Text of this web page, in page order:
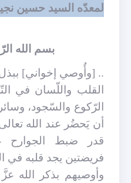
لمعدّه السيد حسين
بسم الله
.. [وأُوصي إخواني]
القلب واللّسان في
الرّكوع والسّجود،
أن يَحضُر عند الله
قدر ضبط
فريضتين يجد قلبه في
وأوصيهم بذكر الله